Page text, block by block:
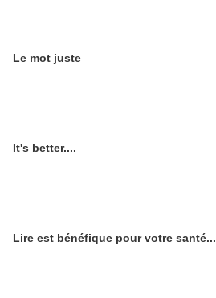
Le mot juste
It's better....
Lire est bénéfique pour votre santé...